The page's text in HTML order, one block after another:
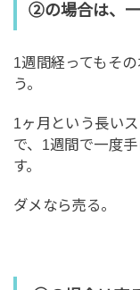
②の場合は、
1週間経ってもそ
う。
1ヶ月という長い
で、1週間で一度
す。
ダメなら売る。